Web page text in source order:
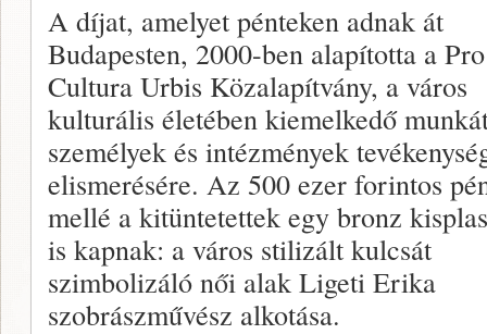
A díjat, amelyet pénteken adnak át
Budapesten, 2000-ben alapította a Pro
Cultura Urbis Közalapítvány, a város
kulturális életében kiemelkedő
személyek és intézmények
elismerésére. Az 500 ezer forintos
mellé a kitüntetettek egy bronz
is kapnak: a város stilizált kulcsát
szimbolizáló női alak Ligeti Erika
szobrászművész alkotása.